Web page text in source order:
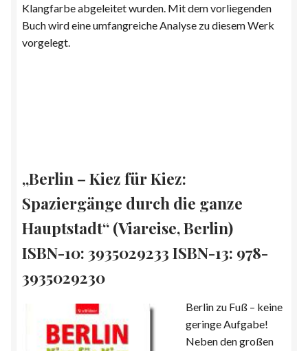
Klangfarbe abgeleitet wurden. Mit dem vorliegenden
Buch wird eine umfangreiche Analyse zu diesem Werk
vorgelegt.
„Berlin – Kiez für Kiez:
Spaziergänge durch die ganze
Hauptstadt“ (Viareise, Berlin)
ISBN-10: 3935029233 ISBN-13: 978-
3935029230
Berlin zu Fuß – keine
geringe Aufgabe!
Neben den großen